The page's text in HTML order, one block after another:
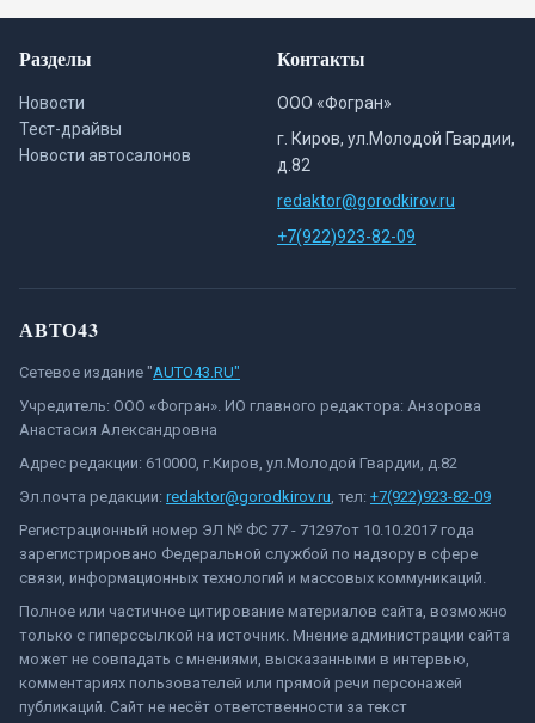
Разделы
Новости
Тест-драйвы
Новости автосалонов
Контакты
ООО «Фогран»
г. Киров, ул.Молодой Гвардии,
д.82
redaktor@gorodkirov.ru
+7(922)923-82-09
АВТО43
Сетевое издание "AUTO43.RU"
Учредитель: ООО «Фогран». ИО главного редактора: Анзорова
Анастасия Александровна
Адрес редакции: 610000, г.Киров, ул.Молодой Гвардии, д.82
Эл.почта редакции: redaktor@gorodkirov.ru, тел: +7(922)923-82-09
Регистрационный номер ЭЛ № ФС 77 - 71297от 10.10.2017 года
зарегистрировано Федеральной службой по надзору в сфере
связи, информационных технологий и массовых коммуникаций.
Полное или частичное цитирование материалов сайта, возможно
только с гиперссылкой на источник. Мнение администрации сайта
может не совпадать с мнениями, высказанными в интервью,
комментариях пользователей или прямой речи персонажей
публикаций. Сайт не несёт ответственности за текст